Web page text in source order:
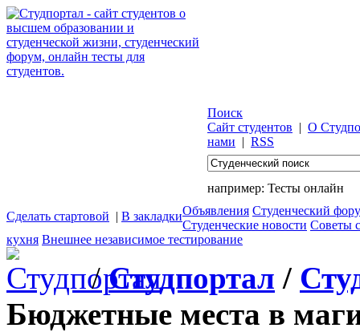
Поиск
Сайт студентов | О
нами | RSS
например: Тесты онлайн
Сделать стартовой | В закладкиОбъявления Студенческий
Студенческие новости Советы
кухня Внешнее независимое тестирование
/Студпортал /
Бюджетные места в